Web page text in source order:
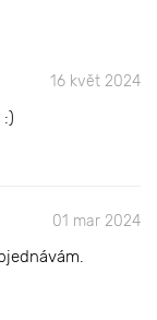
16 květ 2024
:)
01 mar 2024